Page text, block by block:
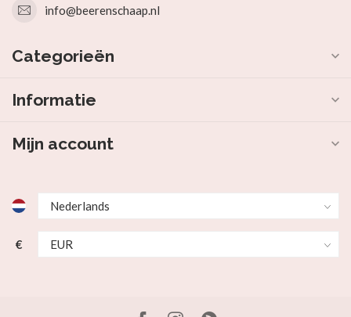
info@beerenschaap.nl
Categorieën
Informatie
Mijn account
€